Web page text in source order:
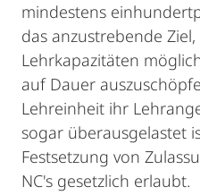
mindestens
das anzustrebende
Lehrkapazitäten
auf Dauer
Lehreinheit ihr
sogar überausgelastet
Festsetzung von
NC's gesetzlich erlaubt.